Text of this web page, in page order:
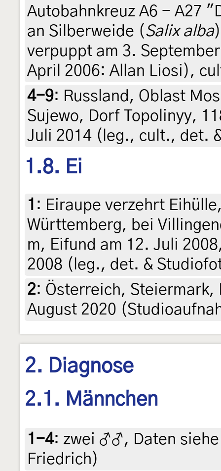
Autobahnkreuz A6 - A27
an Silberweide (Salix alba
verpuppt am 3.
April 2006: Allan Liosi),
4-9: Russland, Oblast
Sujewo, Dorf Topolinyy,
Juli 2014 (leg., cult., det.
1.8. Ei
1 : Eiraupe verzehrt
Württemberg, bei
m, Eifund am 12. Juli
2008 (leg., det. &
2: Österreich, Steiermark,
August 2020
2. Diagnose
2.1. Männchen
1-4: zwei ♂♂, Daten
Friedrich)